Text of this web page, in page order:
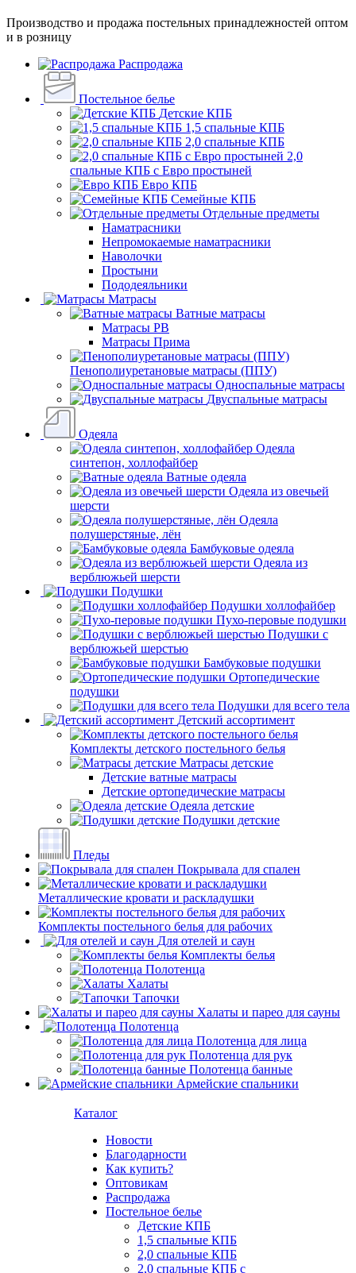
Производство и продажа постельных принадлежностей оптом
и в розницу
Распродажа
Постельное белье
Детские КПБ
1,5 спальные КПБ
2,0 спальные КПБ
2,0
спальные КПБ с Евро простыней
Евро КПБ
Семейные КПБ
Отдельные предметы
Наматрасники
Непромокаемые наматрасники
Наволочки
Простыни
Пододеяльники
Матрасы
Ватные матрасы
Матрасы РВ
Матрасы Прима
Пенополиуретановые матрасы (ППУ)
Односпальные матрасы
Двуспальные матрасы
Одеяла
Одеяла
синтепон, холлофайбер
Ватные одеяла
Одеяла из овечьей
шерсти
Одеяла
полушерстяные, лён
Бамбуковые одеяла
Одеяла из
верблюжьей шерсти
Подушки
Подушки холлофайбер
Пухо-перовые подушки
Подушки с
верблюжьей шерстью
Бамбуковые подушки
Ортопедические
подушки
Подушки для всего тела
Детский ассортимент
Комплекты детского постельного белья
Матрасы детские
Детские ватные матрасы
Детские ортопедические матрасы
Одеяла детские
Подушки детские
Пледы
Покрывала для спален
Металлические кровати и раскладушки
Комплекты постельного белья для рабочих
Для отелей и саун
Комплекты белья
Полотенца
Халаты
Тапочки
Халаты и парео для сауны
Полотенца
Полотенца для лица
Полотенца для рук
Полотенца банные
Армейские спальники
Каталог
Новости
Благодарности
Как купить?
Оптовикам
Распродажа
Постельное белье
Детские КПБ
1,5 спальные КПБ
2,0 спальные КПБ
2,0 спальные КПБ с